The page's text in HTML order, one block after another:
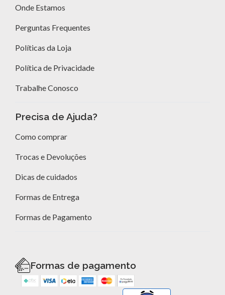
Onde Estamos
Perguntas Frequentes
Políticas da Loja
Política de Privacidade
Trabalhe Conosco
Precisa de Ajuda?
Como comprar
Trocas e Devoluções
Dicas de cuidados
Formas de Entrega
Formas de Pagamento
Formas de pagamento